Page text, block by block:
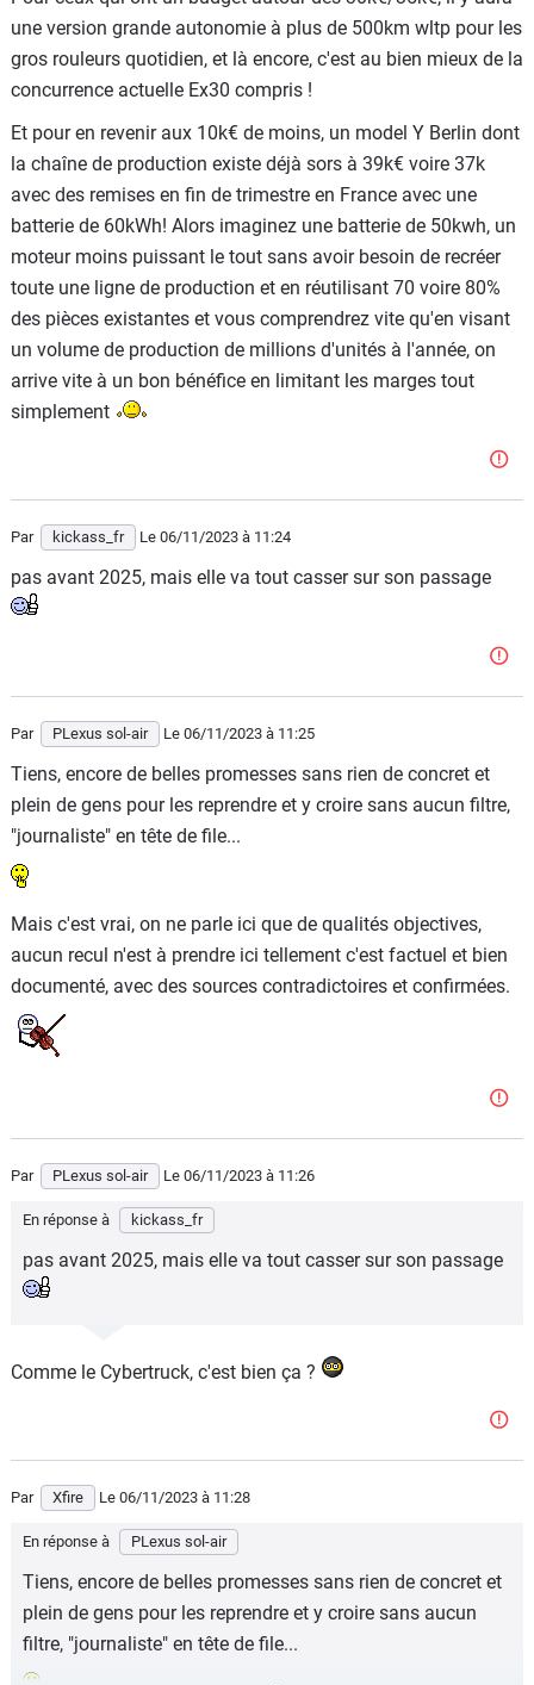
locations de voitures pour les vacances ou posséder une
2è voiture apte aux longues distances.
une version grande autonomie à plus de 500km wltp pour les
gros rouleurs quotidien, et là encore, c'est au bien mieux de la
concurrence actuelle Ex30 compris !
Et pour en revenir aux 10k€ de moins, un model Y Berlin dont
la chaîne de production existe déjà sors à 39k€ voire 37k
avec des remises en fin de trimestre en France avec une
batterie de 60kWh! Alors imaginez une batterie de 50kwh, un
moteur moins puissant le tout sans avoir besoin de recréer
toute une ligne de production et en réutilisant 70 voire 80%
des pièces existantes et vous comprendrez vite qu'en visant
un volume de production de millions d'unités à l'année, on
arrive vite à un bon bénéfice en limitant les marges tout
simplement
Par kickass_fr Le 06/11/2023 à 11:24
pas avant 2025, mais elle va tout casser sur son passage
Par PLexus sol-air Le 06/11/2023 à 11:25
Tiens, encore de belles promesses sans rien de concret et
plein de gens pour les reprendre et y croire sans aucun filtre,
"journaliste" en tête de file...
Mais c'est vrai, on ne parle ici que de qualités objectives,
aucun recul n'est à prendre ici tellement c'est factuel et bien
documenté, avec des sources contradictoires et confirmées.
Par PLexus sol-air Le 06/11/2023 à 11:26
En réponse à kickass_fr
pas avant 2025, mais elle va tout casser sur son passage
Comme le Cybertruck, c'est bien ça ?
Par Xfire Le 06/11/2023 à 11:28
En réponse à PLexus sol-air
Tiens, encore de belles promesses sans rien de concret et
plein de gens pour les reprendre et y croire sans aucun
filtre, "journaliste" en tête de file...